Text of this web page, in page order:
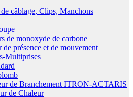
câblage, Clips, Manchons
de monoxyde de carbone
de présence et de mouvement
Multiprises
de Branchement ITRON-ACTARIS
de Chaleur